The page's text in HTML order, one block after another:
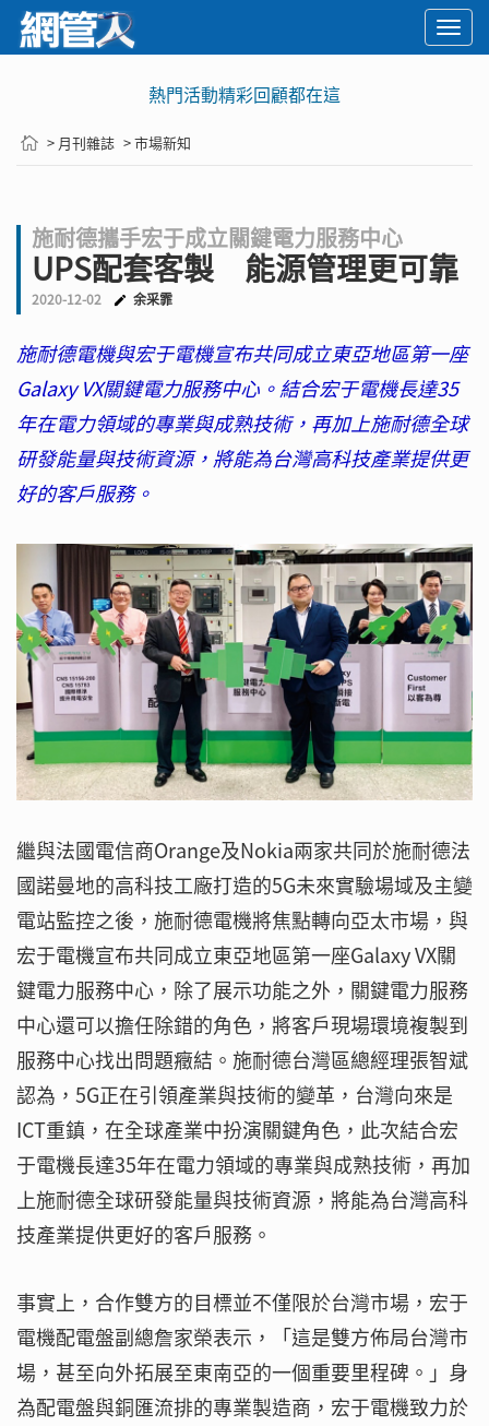
熱門活動精彩回顧都在這
> 月刊雜誌 > 市場新知
施耐德攜手宏于成立關鍵電力服務中心
UPS配套客製 能源管理更可靠
2020-12-02 余采霏
施耐德電機與宏于電機宣布共同成立東亞地區第一座
Galaxy VX關鍵電力服務中心。結合宏于電機長達35
年在電力領域的專業與成熟技術，再加上施耐德全球
研發能量與技術資源，將能為台灣高科技產業提供更
好的客戶服務。
繼與法國電信商Orange及Nokia兩家共同於施耐德法
國諾曼地的高科技工廠打造的5G未來實驗場域及主變
電站監控之後，施耐德電機將焦點轉向亞太市場，與
宏于電機宣布共同成立東亞地區第一座Galaxy VX關
鍵電力服務中心，除了展示功能之外，關鍵電力服務
中心還可以擔任除錯的角色，將客戶現場環境複製到
服務中心找出問題癥結。施耐德台灣區總經理張智斌
認為，5G正在引領產業與技術的變革，台灣向來是
ICT重鎮，在全球產業中扮演關鍵角色，此次結合宏
于電機長達35年在電力領域的專業與成熟技術，再加
上施耐德全球研發能量與技術資源，將能為台灣高科
技產業提供更好的客戶服務。
事實上，合作雙方的目標並不僅限於台灣市場，宏于
電機配電盤副總詹家榮表示，「這是雙方佈局台灣市
場，甚至向外拓展至東南亞的一個重要里程碑。」身
為配電盤與銅匯流排的專業製造商，宏于電機致力於